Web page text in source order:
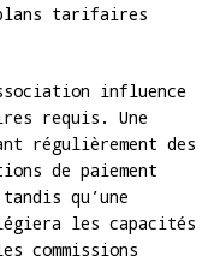
tarifaires
influence
requis. Une
régulièrement des
de paiement
qu’une
les capacités
commissions